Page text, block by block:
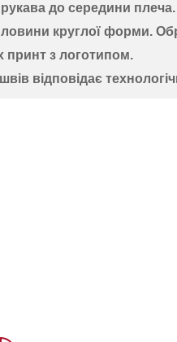
до середини плеча.
круглої форми.
принт з логотипом.
відповідає